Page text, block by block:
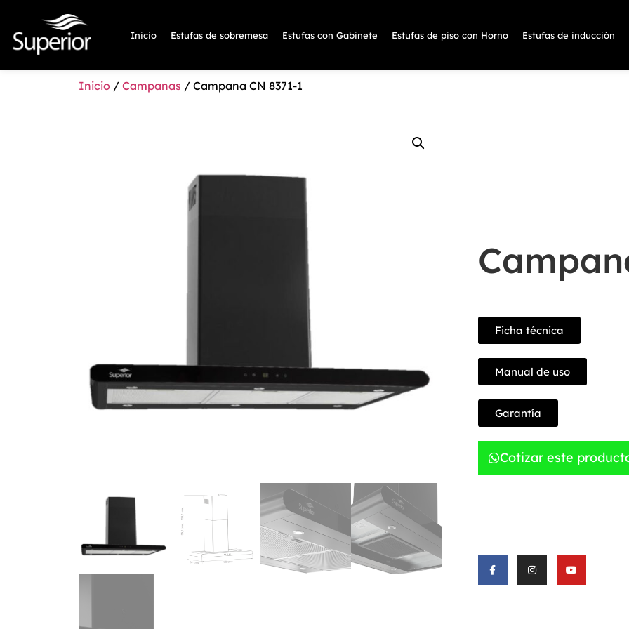
Inicio Estufas de sobremesa Estufas con Gabinete Estufas de piso con Horno Estufas de inducción
Inicio / Campanas / Campana CN 8371-1
Ficha técnica
Manual de uso
Garantía
Cotizar este